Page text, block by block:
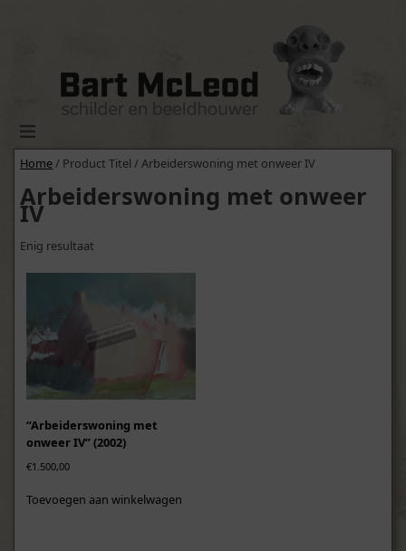
Home/ Product Titel / Arbeiderswoning met onweer IV
Arbeiderswoning met onweer
IV
Enig resultaat
“Arbeiderswoning met
onweer IV” (2002)
€1.500,00
Toevoegen aan winkelwagen